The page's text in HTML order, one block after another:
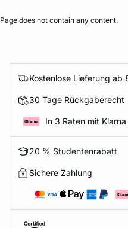
Page does not contain any content.
Kostenlose Lieferung ab
30 Tage Rückgaberecht
In 3 Raten mit Klarna
20 % Studentenrabatt
Sichere Zahlung